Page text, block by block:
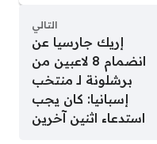
التالي
إريك جارسيا عن
انضمام 8 لاعبين من
برشلونة لـ منتخب
إسبانيا: كان يجب
استدعاء اثنين آخرين